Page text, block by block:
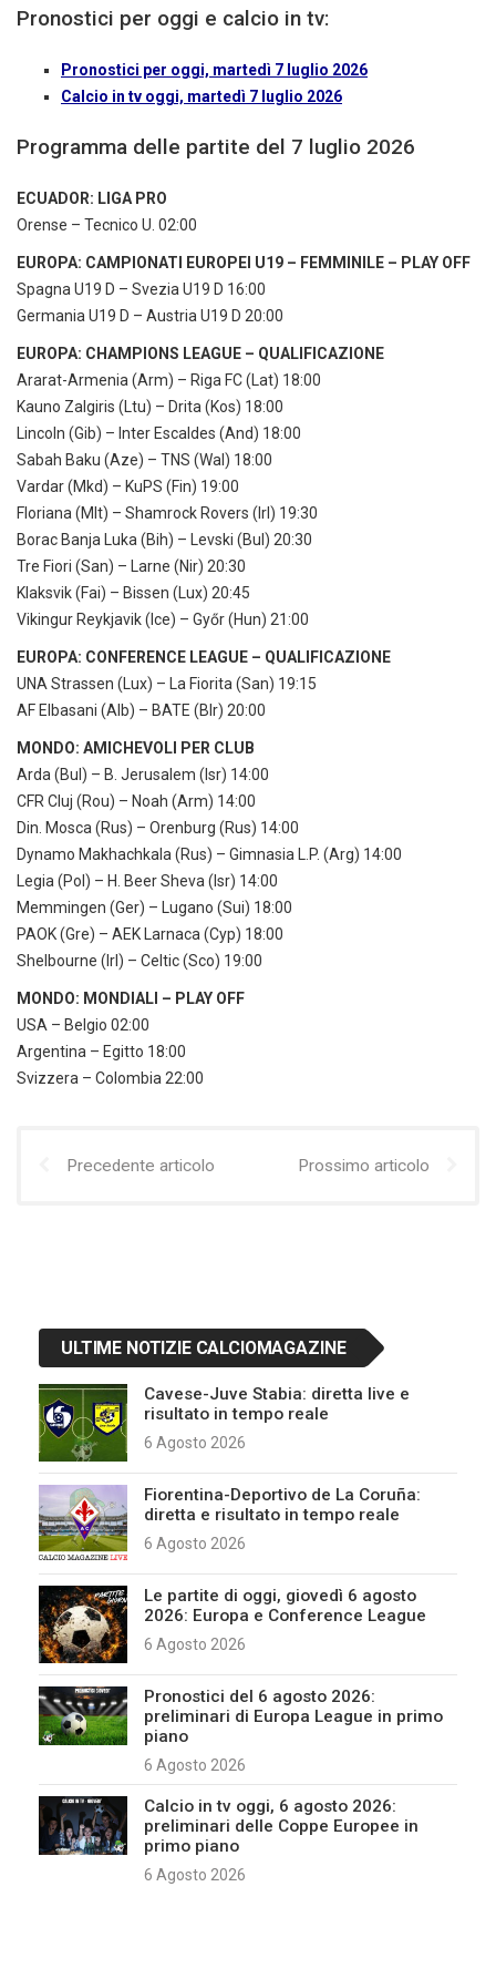
Pronostici per oggi e calcio in tv:
Pronostici per oggi, martedì 7 luglio 2026
Calcio in tv oggi, martedì 7 luglio 2026
Programma delle partite del 7 luglio 2026
ECUADOR: LIGA PRO
Orense – Tecnico U. 02:00
EUROPA: CAMPIONATI EUROPEI U19 – FEMMINILE – PLAY OFF
Spagna U19 D – Svezia U19 D 16:00
Germania U19 D – Austria U19 D 20:00
EUROPA: CHAMPIONS LEAGUE – QUALIFICAZIONE
Ararat-Armenia (Arm) – Riga FC (Lat) 18:00
Kauno Zalgiris (Ltu) – Drita (Kos) 18:00
Lincoln (Gib) – Inter Escaldes (And) 18:00
Sabah Baku (Aze) – TNS (Wal) 18:00
Vardar (Mkd) – KuPS (Fin) 19:00
Floriana (Mlt) – Shamrock Rovers (Irl) 19:30
Borac Banja Luka (Bih) – Levski (Bul) 20:30
Tre Fiori (San) – Larne (Nir) 20:30
Klaksvik (Fai) – Bissen (Lux) 20:45
Vikingur Reykjavik (Ice) – Győr (Hun) 21:00
EUROPA: CONFERENCE LEAGUE – QUALIFICAZIONE
UNA Strassen (Lux) – La Fiorita (San) 19:15
AF Elbasani (Alb) – BATE (Blr) 20:00
MONDO: AMICHEVOLI PER CLUB
Arda (Bul) – B. Jerusalem (Isr) 14:00
CFR Cluj (Rou) – Noah (Arm) 14:00
Din. Mosca (Rus) – Orenburg (Rus) 14:00
Dynamo Makhachkala (Rus) – Gimnasia L.P. (Arg) 14:00
Legia (Pol) – H. Beer Sheva (Isr) 14:00
Memmingen (Ger) – Lugano (Sui) 18:00
PAOK (Gre) – AEK Larnaca (Cyp) 18:00
Shelbourne (Irl) – Celtic (Sco) 19:00
MONDO: MONDIALI – PLAY OFF
USA – Belgio 02:00
Argentina – Egitto 18:00
Svizzera – Colombia 22:00
Precedente articolo Prossimo articolo
ULTIME NOTIZIE CALCIOMAGAZINE
Cavese-Juve Stabia: diretta live e
risultato in tempo reale
6 Agosto 2026
Fiorentina-Deportivo de La Coruña:
diretta e risultato in tempo reale
6 Agosto 2026
Le partite di oggi, giovedì 6 agosto
2026: Europa e Conference League
6 Agosto 2026
Pronostici del 6 agosto 2026:
preliminari di Europa League in primo
piano
6 Agosto 2026
Calcio in tv oggi, 6 agosto 2026:
preliminari delle Coppe Europee in
primo piano
6 Agosto 2026